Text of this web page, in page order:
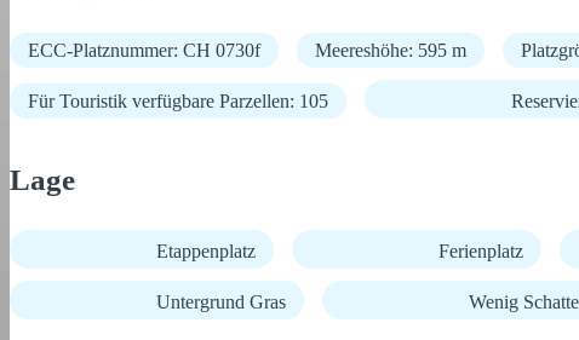
ECC-Platznummer: CH 0730f Meereshöhe: 595 m
Für Touristik verfügbare Parzellen: 105
Lage
Etappenplatz Ferienplatz
Untergrund Gras Wenig